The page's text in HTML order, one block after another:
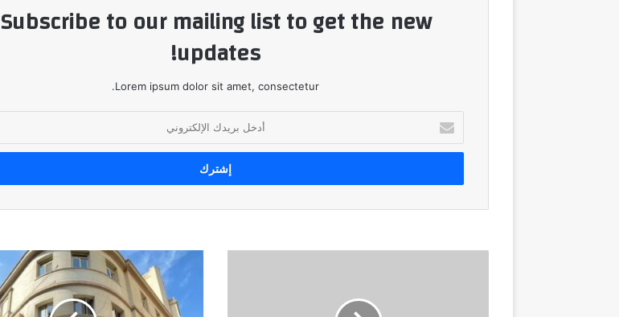
Subscribe to our mailing list to get the new
updates!
Lorem ipsum dolor sit amet, consectetur.
بريدك
الإلكتروني
بالبورصة
المصرية